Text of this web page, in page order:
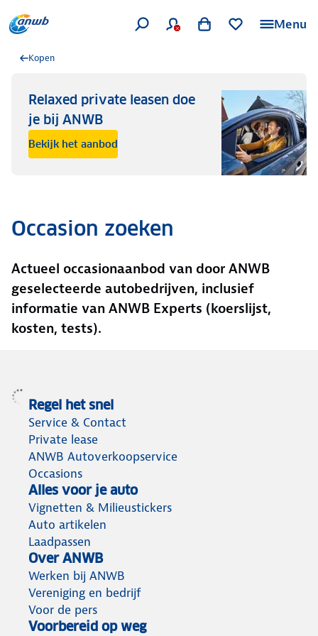
Menu
Kopen
Relaxed private leasen doe
je bij ANWB
Bekijk het aanbod
Occasion zoeken
Actueel occasionaanbod van door ANWB
geselecteerde autobedrijven, inclusief
informatie van ANWB Experts (koerslijst,
kosten, tests).
Regel het snel
Service & Contact
Private lease
ANWB Autoverkoopservice
Occasions
Alles voor je auto
Vignetten & Milieustickers
Auto artikelen
Laadpassen
Over ANWB
Werken bij ANWB
Vereniging en bedrijf
Voor de pers
Voorbereid op weg